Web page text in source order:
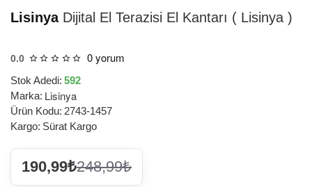
LisinyaDijital El Terazisi El Kantarı ( Lisinya )
0.0 0 yorum
Stok Adedi: 592
Marka: Lisinya
Ürün Kodu: 2743-1457
Kargo: Sürat Kargo
190,99₺248,99₺